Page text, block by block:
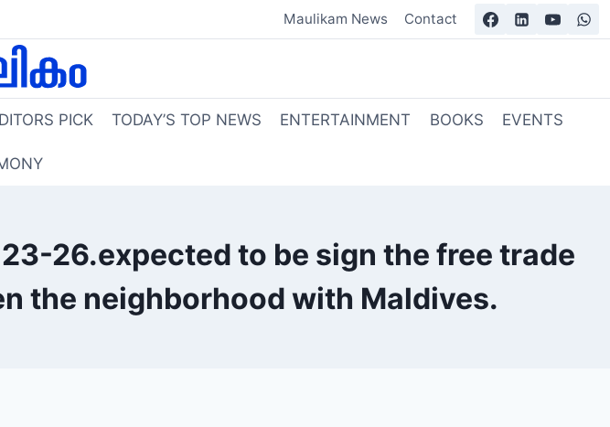
Maulikam News Contact
PICK TODAY’S TOP NEWS ENTERTAINMENT BOOKS EVENTS
26.expected to be sign the free trade
the neighborhood with Maldives.